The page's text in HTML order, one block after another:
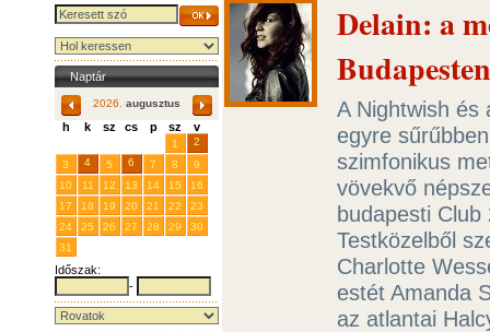
Naptár
2026. augusztus
h k sz cs p sz v
1
2
3
4 5 6 7 8
9
10
11 12 13 14 15
16
17
18 19 20 21 22
23
24
25 26 27 28 29
30
31
Időszak:
-
Delain: a
Budapesten
A Nightwish és
egyre
szimfonikus
vövekvő
budapesti
Testközelből
Charlotte
estét Amanda
az atlantai